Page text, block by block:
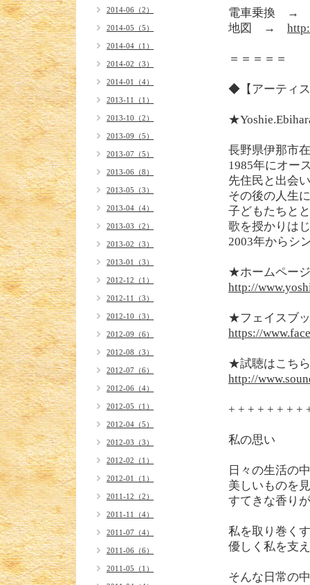
電車乗換 →
地図 →
＝＝＝＝＝
◆【アーティ
長野県伊那市
1985年にオー
先住民と出会
その後の人生
子どもたちと
歌を授かりは
2003年からシ
★ホームページ
http://
★フェイスブ
https://
★試聴はこち
http://
+ + + + + + + +
私の思い
日々の生活の
美しいものを
すてきな香り
私を取り巻く
優しく私を支
そんな日常の
2014-06（2）
2014-05（5）
2014-04（1）
2014-02（3）
2014-01（4）
2013-11（1）
2013-10（2）
2013-09（5）
2013-07（5）
2013-06（8）
2013-05（3）
2013-04（4）
2013-03（2）
2013-02（3）
2013-01（3）
2012-12（1）
2012-11（3）
2012-10（3）
2012-09（6）
2012-08（3）
2012-07（6）
2012-06（4）
2012-05（1）
2012-04（5）
2012-03（3）
2012-02（1）
2012-01（1）
2011-12（2）
2011-11（4）
2011-07（4）
2011-06（6）
2011-05（1）